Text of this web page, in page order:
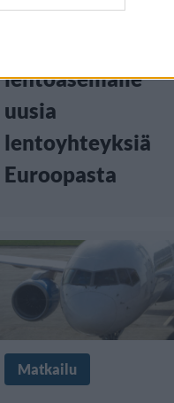
lentoasemalle
uusia
lentoyhteyksiä
Euroopasta
Matkailu